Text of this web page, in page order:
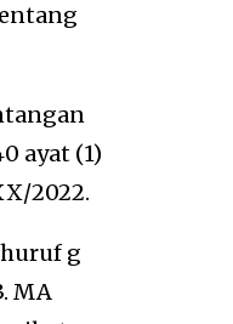
ayat (1)
2022.
huruf g
MA